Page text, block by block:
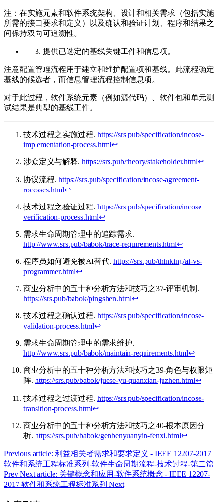
注：在实施元素和软件系统架构、设计和相关需求（包括实施
所需的接口要求和定义）以及确认和验证计划、程序和结果之
间保持双向可追溯性。
提供已选定的基线关键工件和信息项。
注意配置管理流程用于建立和维护配置项和基线。此流程确定
基线的候选者，而信息管理流程控制信息项。
对于此过程，软件系统元素（例如源代码）、软件包和单元测
试结果是典型的基线工件。
技术过程之实施过程. https://srs.pub/specification/incose-
implementation-process.html↩︎
涉众定义与解释. https://srs.pub/theory/stakeholder.html↩︎
协议流程. https://srs.pub/specification/incose-agreement-
rocesses.html↩︎
技术过程之验证过程. https://srs.pub/specification/incose-
verification-process.html↩︎
需求生命周期管理中的追踪需求.
http://www.srs.pub/babok/trace-requirements.html↩︎
程序员如何避免被AI替代. https://srs.pub/thinking/ai-vs-
programmer.html↩︎
商业分析中的五十种分析方法和技巧之37-评审机制.
https://srs.pub/babok/pingshen.html↩︎
技术过程之确认过程. https://srs.pub/specification/incose-
validation-process.html↩︎
需求生命周期管理中的需求维护.
http://www.srs.pub/babok/maintain-requirements.html↩︎
商业分析中的五十种分析方法和技巧之39-角色与权限矩
阵. https://srs.pub/babok/juese-yu-quanxian-juzhen.html↩︎
技术过程之过渡过程. https://srs.pub/specification/incose-
transition-process.html↩︎
商业分析中的五十种分析方法和技巧之40-根本原因分
析. https://srs.pub/babok/genbenyuanyin-fenxi.html↩︎
Previous article: 利益相关者需求和要求定义 - IEEE 12207-2017
软件和系统工程标准系列-软件生命周期流程-技术过程-第二篇
Prev Next article: 关键概念和应用-软件系统概念 - IEEE 12207-
2017 软件和系统工程标准系列 Next